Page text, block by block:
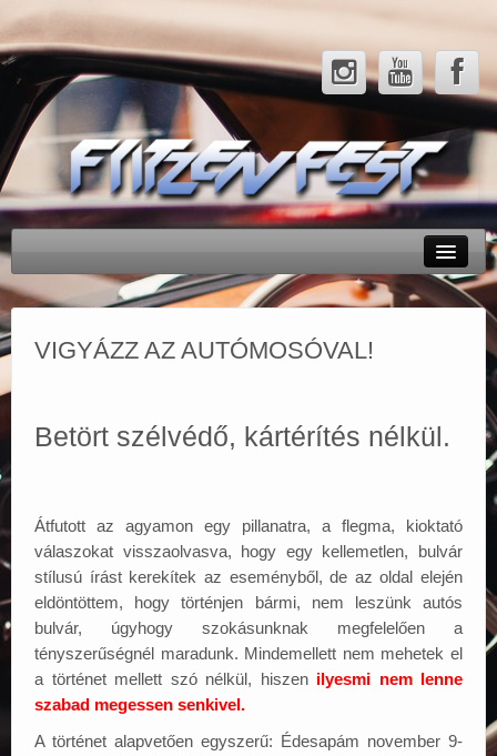
Rendezvényeink
Tesztek
Galéria
Elérhetőségek
VIGYÁZZ AZ AUTÓMOSÓVAL!
Betört szélvédő, kártérítés nélkül.
Átfutott az agyamon egy pillanatra, a flegma, kioktató
válaszokat visszaolvasva, hogy egy kellemetlen, bulvár
stílusú írást kerekítek az eseményből, de az oldal elején
eldöntöttem, hogy történjen bármi, nem leszünk autós
bulvár, úgyhogy szokásunknak megfelelően a
tényszerűségnél maradunk. Mindemellett nem mehetek el
a történet mellett szó nélkül, hiszen ilyesmi nem lenne
szabad megessen senkivel.
A történet alapvetően egyszerű: Édesapám november 9-